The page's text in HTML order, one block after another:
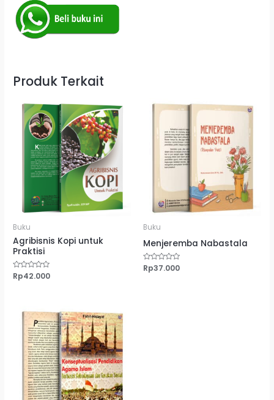
Produk Terkait
Buku
Agribisnis Kopi untuk
Praktisi
Dinilai
0
Rp42.000
Buku
Menjeremba Nabastala
Dinilai
0
Rp37.000